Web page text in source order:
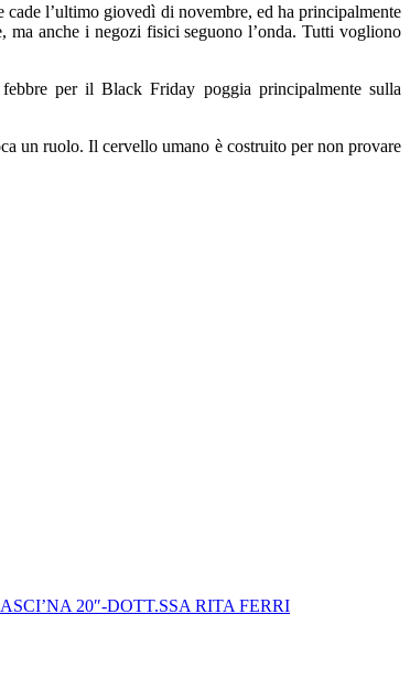
l’ultimo giovedì di novembre, ed ha principalmente
ma anche i negozi fisici seguono l’onda. Tutti vogliono
per il Black Friday poggia principalmente sulla
un ruolo. Il cervello umano è costruito per non provare
20″-DOTT.SSA RITA FERRI